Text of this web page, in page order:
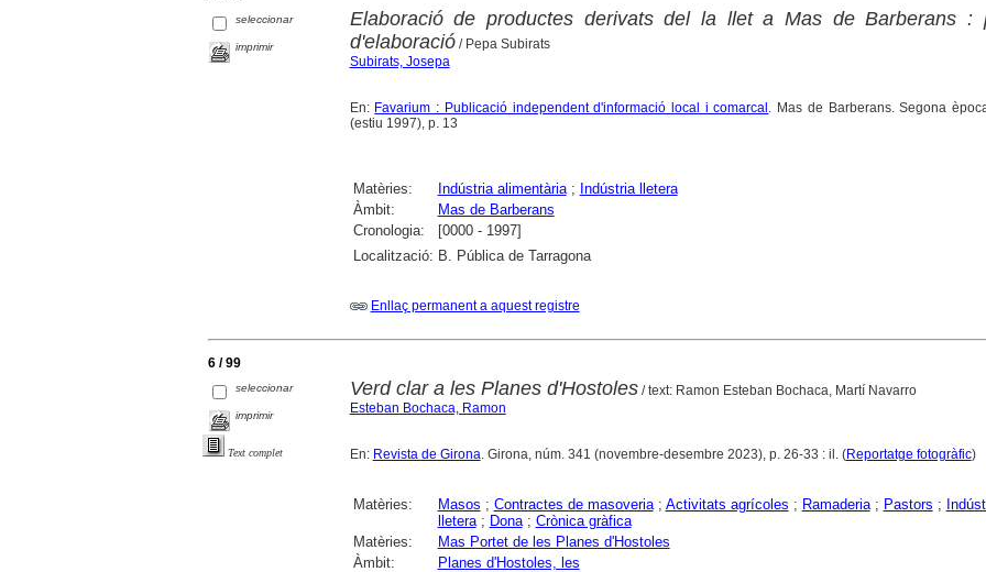
seleccionar
imprimir
Elaboració de productes derivats del la llet a Mas de Barberans :
d'elaboració/ Pepa Subirats
Subirats, Josepa
En: Favarium : Publicació independent d'informació local i comarcal . Mas de Barberans. Segona
(estiu 1997), p. 13
Matèries: Indústria alimentària; Indústria lletera
Àmbit:
Mas de Barberans
Cronologia:
[0000 - 1997]
Localització: B. Pública de Tarragona
Enllaç permanent a aquest registre
6 / 99
seleccionar
imprimir
Text complet
Verd clar a les Planes d'Hostoles/ text: Ramon Esteban Bochaca, Martí Navarro
Esteban Bochaca, Ramon
En: Revista de Girona . Girona, núm. 341 (novembre-desembre 2023), p. 26-33 : il. (Reportatge fotogràfic)
Matèries: Masos ; Contractes de masoveria; Activitats agrícoles ; Ramaderia; Pastors ;
lletera; Dona; Crònica gràfica
Matèries:
Mas Portet de les Planes d'Hostoles
Àmbit:
Planes d'Hostoles, les